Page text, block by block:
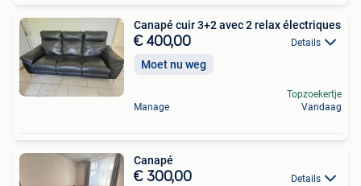
Canapé cuir 3+2 avec 2 relax électriques
€ 400,00 Details
Moet nu weg
Manage
Topzoekertje
Vandaag
Canapé
€ 300,00 Details